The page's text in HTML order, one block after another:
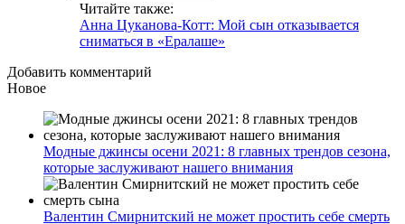
Читайте также:
Анна Цуканова-Котт: Мой сын отказывается
сниматься в «Ералаше»
Добавить комментарий
Новое
Модные джинсы осени 2021: 8 главных трендов сезона,
которые заслуживают нашего внимания
Валентин Смирнитский не может простить себе смерть